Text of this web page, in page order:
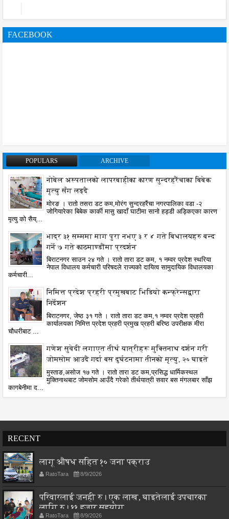
FACEBOOK
POPULARS ARCHIVE
नोबेल अस्पतालको लापरबाहीका कारण सुन्दरहरैंचाका बिबेक
मृत्यु सँग लड्दै
मोरङ । रातो तसरा डट कम,मोरंग सुन्दरहरैंचा नगरपालिका वडा -२
जोगियारेका बिबेक कार्की मासु खादाँ घाटीमा सानो हड्डी अड्किएका कारण
मृत्यु को सैय्...
भाद्र ३१ सम्ममा माग पुरा नभए ३ र ४ गते बिधालयहरु बन्द
गर्ने ७ गते काठमाण्डौंमा प्रदर्शन
बिराटनगर साउन २४ गते । रातो तारा डट कम, १ नम्वर प्रदेश स्थरिया
नेपाल विधालय कर्मचारी परिषदले राज्यको दायित्व सामुदायिक विधालयका
कर्मचारी...
निमित्त प्रदेश प्रहरी प्रमुखबाट भिडियो कन्फ्रेन्सद्वारा
निर्देशन
बिराटनगर, जेष्ठ ३१ गते । रातो तारा डट कम,१ नम्वर प्रदेश प्रहरी
कार्यालयका निमित्त प्रदेश प्रहरी प्रमुख प्रहरी बरिष्ठ उपरीक्षक मीरा
चौधरीबाट ...
गणेश सुवेदी लगाएत तीर्थ यात्रीहरू मुक्तिनाथ दर्शन गरी
जोमसोम आउदै गर्दा बस दुर्घटनामा तीनको मृत्यु, २० घाइते
मुस्ताङ,असोज १७ गते । रातो तारा डट कम,प्रसिद्ध धार्मिकस्थल
मुक्तिनाथबाट जोमसोम आउँदै गरेको तीर्थयात्री सवार बस मंगलबार साँझ
कागबेनीमा द...
RECENT
लागू औषध सहित १० जना पक्राउ
RatoTara 8/9/2026
परिवारलाई जनही रु। एक लाख, घाइतेलाई उपचारका
लागि रु। ११ हजार सहयोग
RatoTara 8/9/2026